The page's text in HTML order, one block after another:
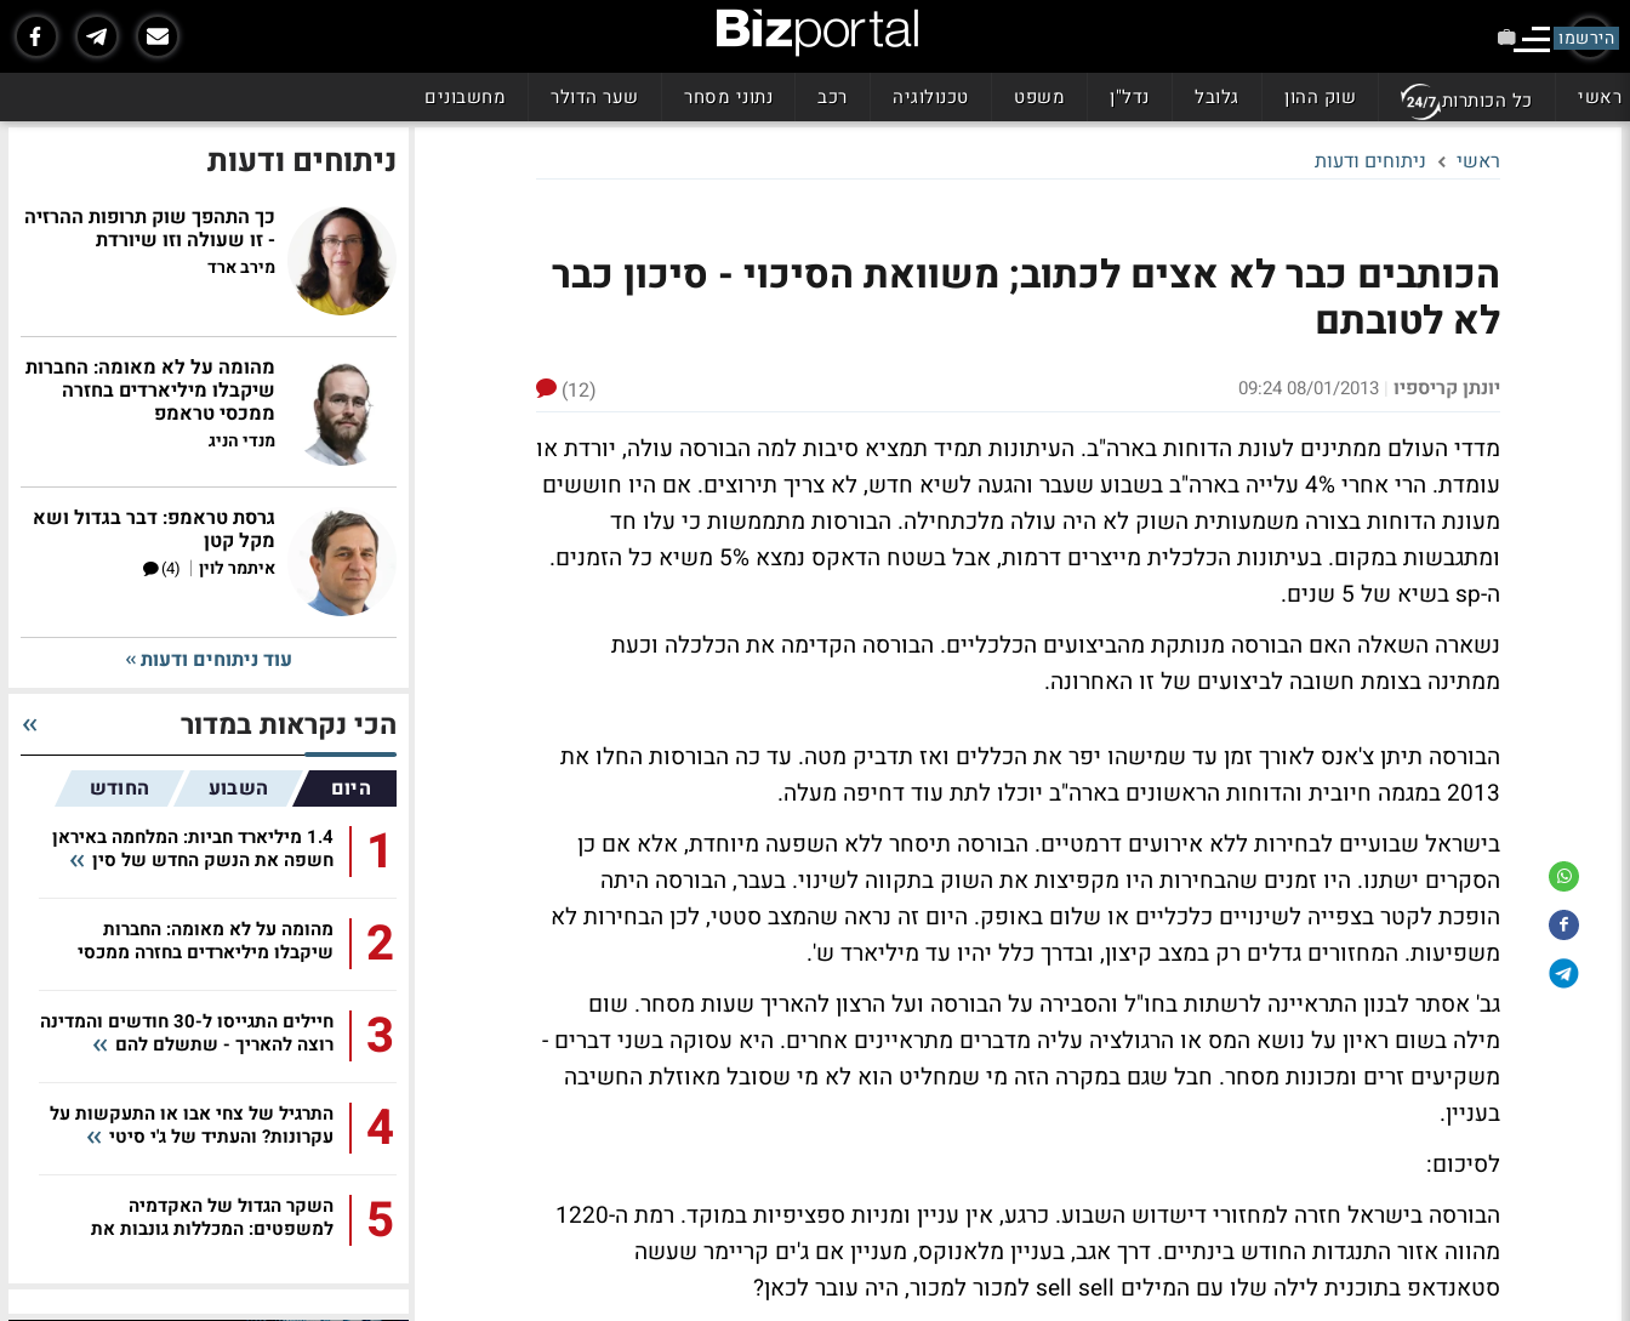
הירשמו
ראשי כל הכותרות שוק ההון גלובל נדל"ן משפט טכנולוגיה רכב נתוני מסחר שער הדולר מחשבונים
ראשי ניתוחים ודעות
הכותבים כבר לא אצים לכתוב; משוואת הסיכוי - סיכון כבר
לא לטובתם
יונתן קריספיו |
08/01/2013 09:24
(12)
מדדי העולם ממתינים לעונת הדוחות בארה"ב. העיתונות תמיד תמציא סיבות למה הבורסה עולה, יורדת או
עומדת. הרי אחרי 4% עלייה בארה"ב בשבוע שעבר והגעה לשיא חדש, לא צריך תירוצים. אם היו חוששים
מעונת הדוחות בצורה משמעותית השוק לא היה עולה מלכתחילה. הבורסות מתממשות כי עלו חד
ומתגבשות במקום. בעיתונות הכלכלית מייצרים דרמות, אבל בשטח הדאקס נמצא 5% משיא כל הזמנים.
ה-sp בשיא של 5 שנים.
נשארה השאלה האם הבורסה מנותקת מהביצועים הכלכליים. הבורסה הקדימה את הכלכלה וכעת
ממתינה בצומת חשובה לביצועים של זו האחרונה.
הבורסה תיתן צ'אנס לאורך זמן עד שמישהו יפר את הכללים ואז תדביק מטה. עד כה הבורסות החלו את
2013 במגמה חיובית והדוחות הראשונים בארה"ב יוכלו לתת עוד דחיפה מעלה.
בישראל שבועיים לבחירות ללא אירועים דרמטיים. הבורסה תיסחר ללא השפעה מיוחדת, אלא אם כן
הסקרים ישתנו. היו זמנים שהבחירות היו מקפיצות את השוק בתקווה לשינוי. בעבר, הבורסה היתה
הופכת לקטר בצפייה לשינויים כלכליים או שלום באופק. היום זה נראה שהמצב סטטי, לכן הבחירות לא
משפיעות. המחזורים גדלים רק במצב קיצון, ובדרך כלל יהיו עד מיליארד ש'.
גב' אסתר לבנון התראיינה לרשתות בחו"ל והסבירה על הבורסה ועל הרצון להאריך שעות מסחר. שום
מילה בשום ראיון על נושא המס או הרגולציה עליה מדברים מתראיינים אחרים. היא עסוקה בשני דברים -
משקיעים זרים ומכונות מסחר. חבל שגם במקרה הזה מי שמחליט הוא לא מי שסובל מאוזלת החשיבה
בעניין.
לסיכום:
הבורסה בישראל חזרה למחזורי דישדוש השבוע. כרגע, אין עניין ומניות ספציפיות במוקד. רמת ה-1220
מהווה אזור התנגדות החודש בינתיים. דרך אגב, בעניין מלאנוקס, מעניין אם ג'ים קריימר שעשה
סטאנדאפ בתוכנית לילה שלו עם המילים sell sell למכור למכור, היה עובר לכאן?
ניתוחים ודעות
כך התהפך שוק תרופות ההרזיה
- זו שעולה וזו שיורדת
מירב ארד
מהומה על לא מאומה: החברות
שיקבלו מיליארדים בחזרה
ממכסי טראמפ
מנדי הניג
גרסת טראמפ: דבר בגדול ושא
מקל קטן
איתמר לוין |
(4)
עוד ניתוחים ודעות
הכי נקראות במדור
היום השבוע החודש
1
1.4 מיליארד חביות: המלחמה באיראן
חשפה את הנשק החדש של סין
2
מהומה על לא מאומה: החברות
שיקבלו מיליארדים בחזרה ממכסי
3
חיילים התגייסו ל-30 חודשים והמדינה
רוצה להאריך - שתשלם להם
4
התרגיל של צחי אבו או התעקשות על
עקרונות? והעתיד של ג'י סיטי
5
השקר הגדול של האקדמיה
למשפטים: המכללות גונבות את